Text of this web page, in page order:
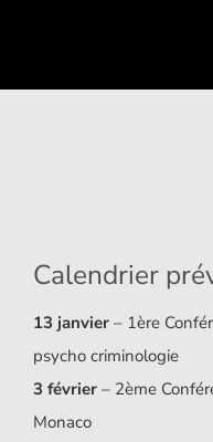
Calendrier
13 janvier– 1ère
psycho criminologie
3 février– 2ème
Monaco